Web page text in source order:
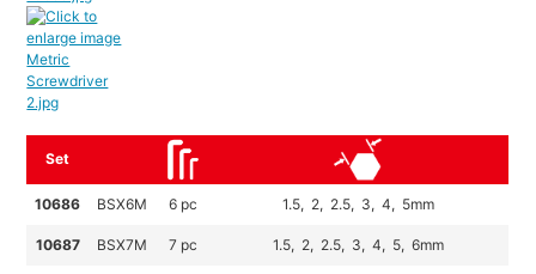
Set
10686 BSX6M 6 pc 1.5, 2, 2.5, 3, 4, 5mm
10687 BSX7M 7 pc 1.5, 2, 2.5, 3, 4, 5, 6mm